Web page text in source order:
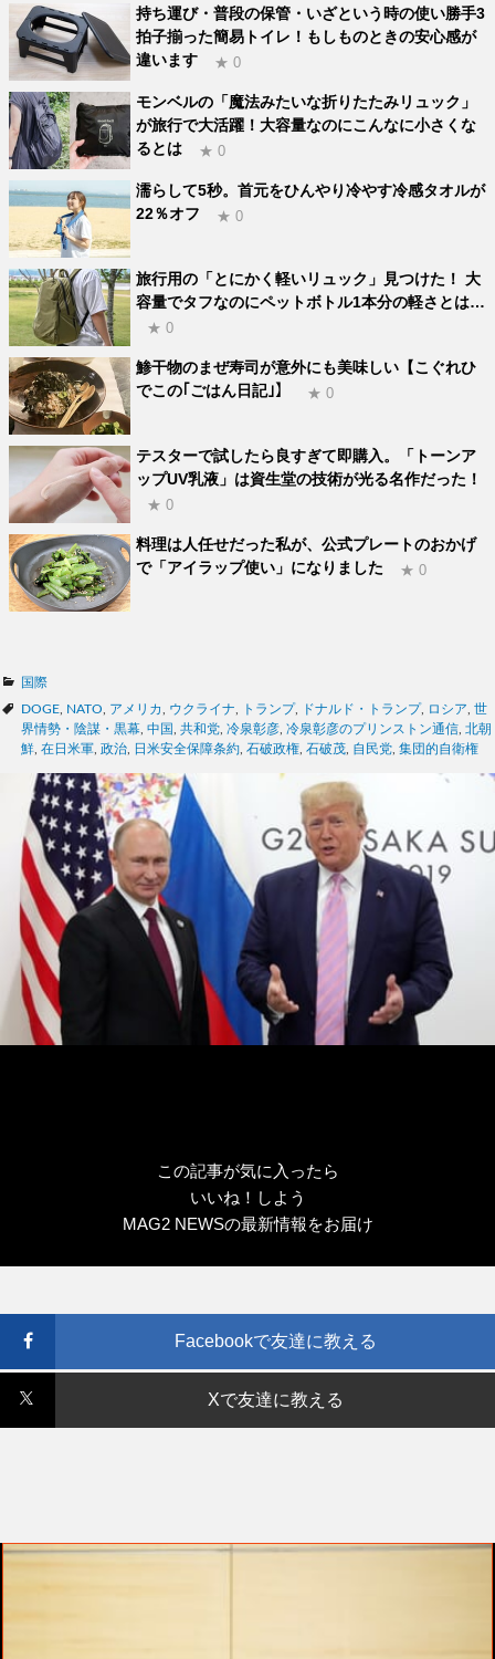
持ち運び・普段の保管・いざという時の使い勝手3
拍子揃った簡易トイレ！もしものときの安心感が
違います
★ 0
モンベルの「魔法みたいな折りたたみリュック」
が旅行で大活躍！大容量なのにこんなに小さくな
るとは
★ 0
濡らして5秒。首元をひんやり冷やす冷感タオルが
22％オフ
★ 0
旅行用の「とにかく軽いリュック」見つけた！ 大
容量でタフなのにペットボトル1本分の軽さとは…
★ 0
鯵干物のまぜ寿司が意外にも美味しい【こぐれひ
でこの｢ごはん日記｣】
★ 0
テスターで試したら良すぎて即購入。「トーンア
ップUV乳液」は資生堂の技術が光る名作だった！
★ 0
料理は人任せだった私が、公式プレートのおかげ
で「アイラップ使い」になりました
★ 0
カ
テ
ゴ
リ
国際
タ
グ
DOGE NATO アメリカ ウクライナ トランプ, ドナルド・トランプ, ロシア 世
界情勢・陰謀・黒幕 中国 共和党 冷泉彰彦 冷泉彰彦のプリンストン通信 北朝
鮮 在日米軍 政治 日米安全保障条約 石破政権 石破茂 自民党 集団的自衛権
この記事が気に入ったら
いいね！しよう
MAG2 NEWSの最新情報をお届け
Facebookで友達に教える
Xで友達に教える